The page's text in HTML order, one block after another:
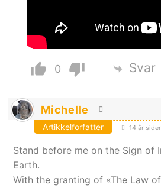
0 Svar
Michelle
Artikkelforfatter 14 år
Stand before me on the Sign of
Earth.
With the granting of «The Law